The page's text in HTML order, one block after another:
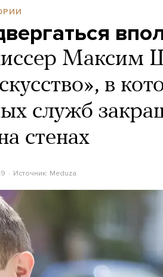
Максим
в
служб
стенах
Источник: Meduza